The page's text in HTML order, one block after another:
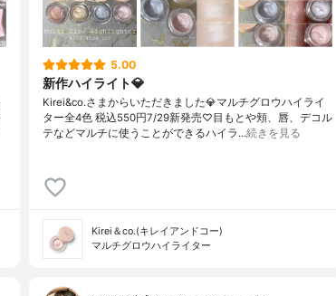
5.00
新作ハイライト💎
Kirei&co.さまからいただきました💎マルチグロウハイライ
ター全4色 税込550円7/29新発売♡目もとや頬、唇、デコル
テなどマルチに使うことができるハイラ…続きを見る
Kirei＆co.(キレイアンドコー)
マルチグロウハイライター